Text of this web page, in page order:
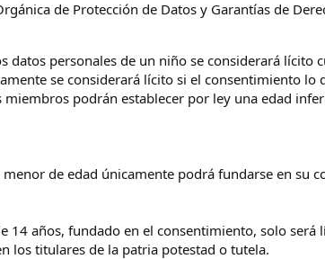
de Protección de Datos y Garantías de
datos personales de un niño se considerará lícito
se considerará lícito si el consentimiento
podrán establecer por ley una edad
de edad únicamente podrá fundarse en su
14 años, fundado en el consentimiento, solo
los titulares de la patria potestad o tutela.